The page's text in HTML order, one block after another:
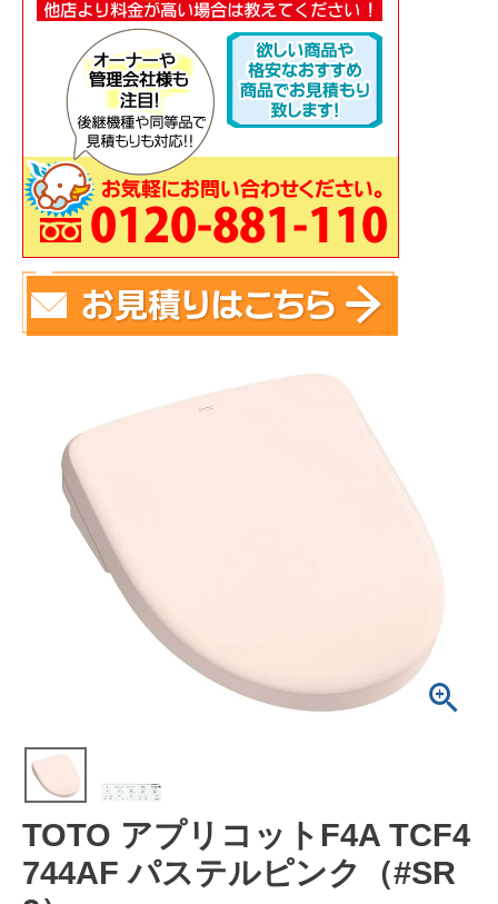
トイレ
ウォシュレッ
給湯器 コンロ
ポンプ 洗面台
蛇口（水栓）の交換はこちら
ウォシュレットなどの交換はこちら
給湯器の交換はこちら
ガスコンロの交換はこちら
給湯器見積もりフォーム
取り扱いメーカー 協力業者募集
TOTO アプリコットF4A TCF4
744AF パステルピンク（#SR